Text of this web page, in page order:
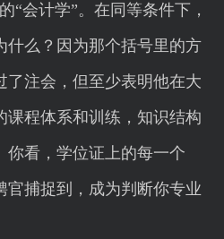
“会计学”。在同等条件下，
什么？因为那个括号里的方
了注会，但至少表明他在大
课程体系和训练，知识结构
你看，学位证上的每一个
官捕捉到，成为判断你专业